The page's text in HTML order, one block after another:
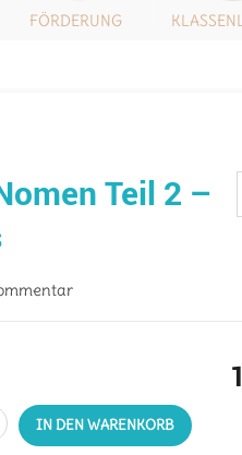
FÖRDERUNG
Teil 2 –
IN DEN WARENKORB